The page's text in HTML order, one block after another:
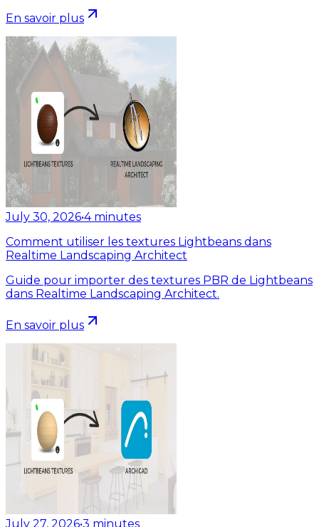
En savoir plus
July 30, 2026•4 minutes
Comment utiliser les textures Lightbeans dans
Realtime Landscaping Architect
Guide pour importer des textures PBR de Lightbeans
dans Realtime Landscaping Architect.
En savoir plus
July 27, 2026•3 minutes